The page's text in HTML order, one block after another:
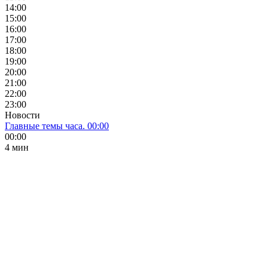
14:00
15:00
16:00
17:00
18:00
19:00
20:00
21:00
22:00
23:00
Новости
Главные темы часа. 00:00
00:00
4 мин